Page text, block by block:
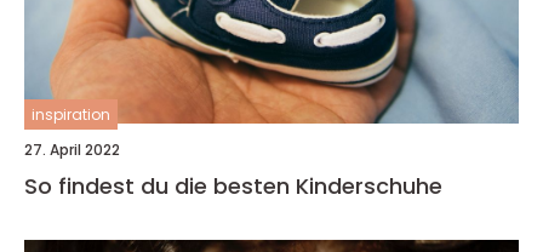
inspiration
27. April 2022
So findest du die besten Kinderschuhe